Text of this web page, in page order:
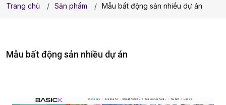
Trang chủ Sản phẩm Mẫu bất động sản nhiều dự án
Mẫu bất động sản nhiều dự án